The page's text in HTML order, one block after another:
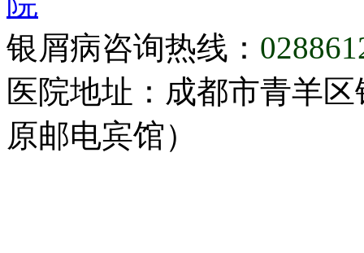
银屑病咨询热线：
医院地址：成都市青羊
原邮电宾馆）